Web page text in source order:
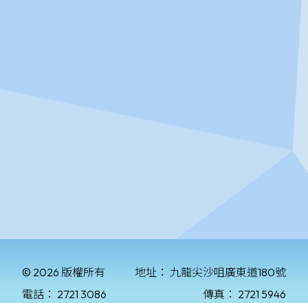
© 2026 版權所有 地址： 九龍尖沙咀廣東道180號
電話： 2721 3086 傳真： 2721 5946